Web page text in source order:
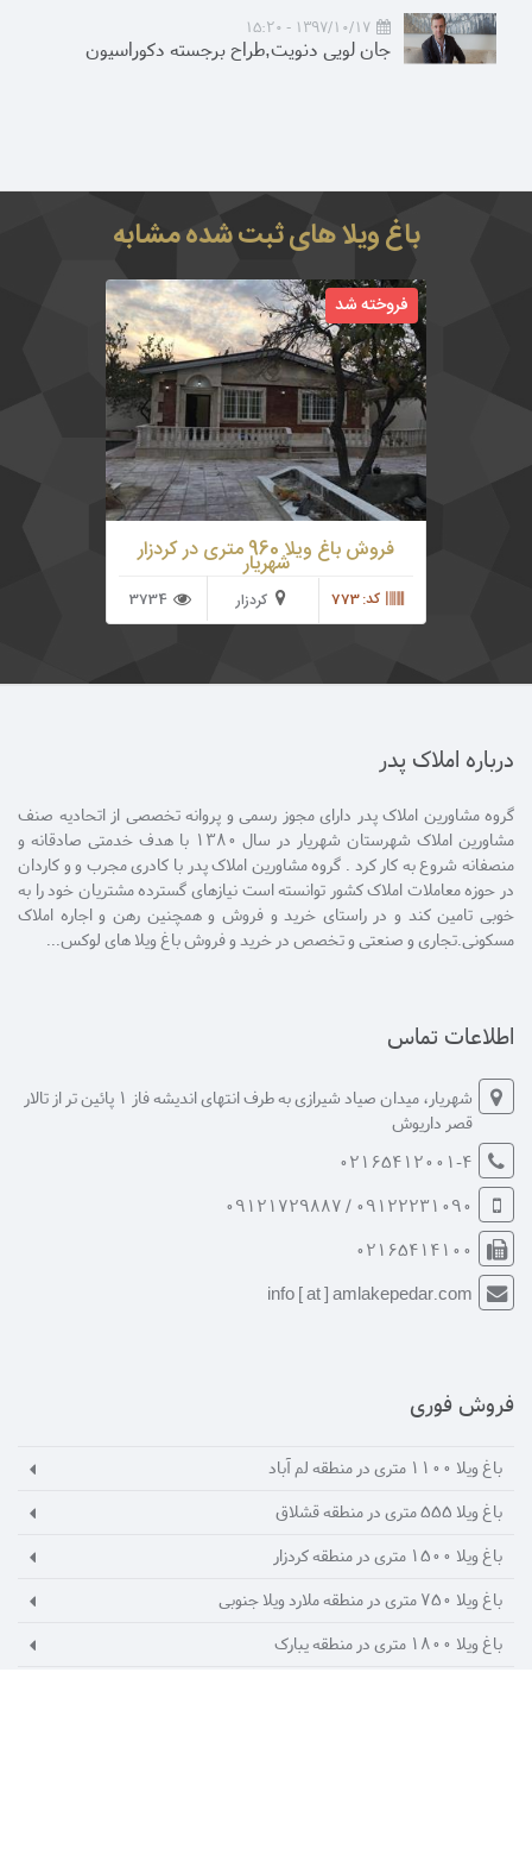
1397/10/17 - 15:20
جان لویی دنویت,طراح برجسته دکوراسیون
باغ ویلا های ثبت شده مشابه
فروخته شد
960 متر باغ ویلا در شهریار منطقه کردزار دارای
100 متر ویلای لوکس و نوساز دارای استخری مجهز
به تمامی تاسیسات
فروش باغ ویلا 960 متری در کردزارشهریار
کد: 773 کردزار 3734
درباره املاک پدر
گروه مشاورین املاک پدر دارای مجوز رسمی و پروانه تخصصی از اتحادیه صنف
مشاورین املاک شهرستان شهریار در سال 1380 با هدف خدمتی صادقانه و
منصفانه شروع به کار کرد . گروه مشاورین املاک پدر با کادری مجرب و و کاردان
در حوزه معاملات املاک کشور توانسته است نیازهای گسترده مشتریان خود را به
خوبی تامین کند و در راستای خرید و فروش و همچنین رهن و اجاره املاک
مسکونی.تجاری و صنعتی و تخصص در خرید و فروش باغ ویلا های لوکس...
اطلاعات تماس
شهریار، میدان صیاد شیرازی به طرف انتهای اندیشه فاز 1 پائین تر از تالار
قصر داریوش
02165412001-4
09122231090 / 09121729887
02165414100
info [ at ] amlakepedar.com
فروش فوری
باغ ویلا 1100 متری در منطقه لم آباد
باغ ویلا 555 متری در منطقه قشلاق
باغ ویلا 1500 متری در منطقه کردزار
باغ ویلا 750 متری در منطقه ملارد ویلا جنوبی
باغ ویلا 1800 متری در منطقه یبارک